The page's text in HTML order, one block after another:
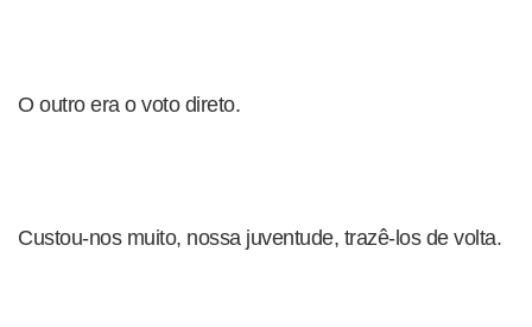
O outro era o voto direto.
Custou-nos muito, nossa juventude, trazê-los de volta.